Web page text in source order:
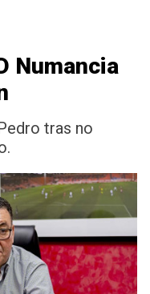
Numancia
tras no